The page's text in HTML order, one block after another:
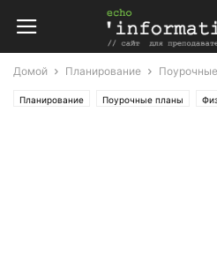
Домой Планирование
Планирование Поурочные планы